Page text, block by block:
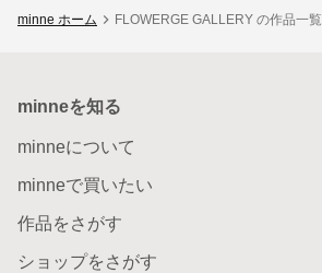
minne ホーム FLOWERGE GALLERY の作品一覧
minneを知る
minneについて
minneで買いたい
作品をさがす
ショップをさがす